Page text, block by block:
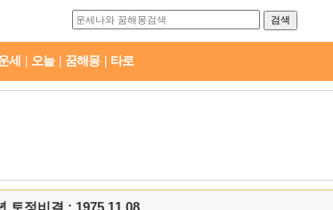
세 오늘 꿈해몽 타로
토정비결 : 1975.11.08